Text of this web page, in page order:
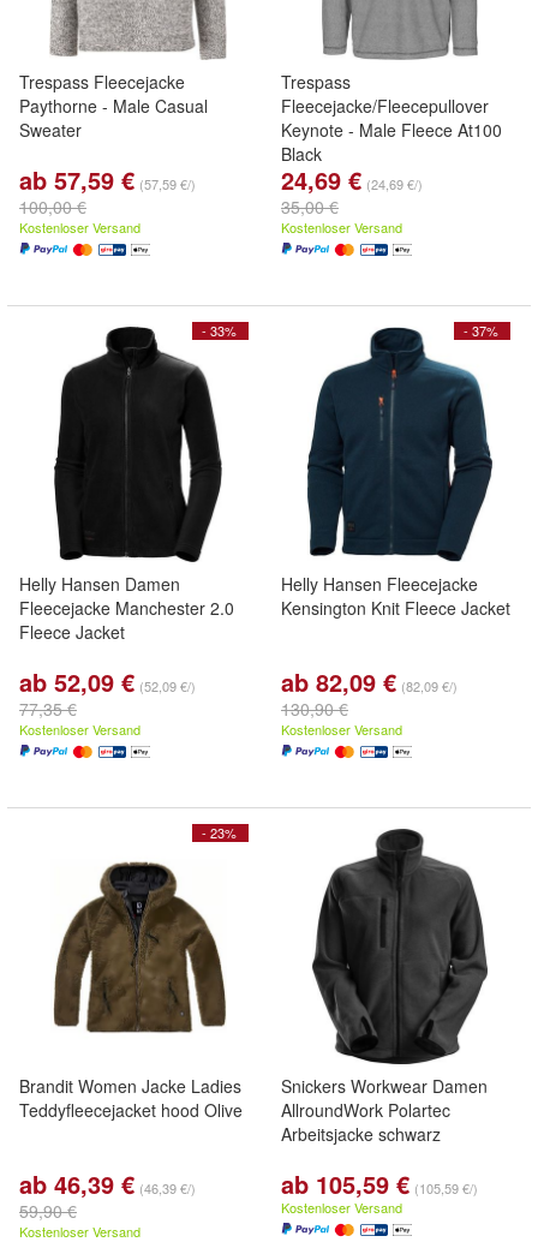
Trespass Fleecejacke
Paythorne - Male Casual
Sweater
ab 57,59 € (57,59 €/)
100,00 €
Kostenloser Versand
Trespass
Fleecejacke/Fleecepullover
Keynote - Male Fleece At100
Black
24,69 € (24,69 €/)
35,00 €
Kostenloser Versand
- 33%
Helly Hansen Damen
Fleecejacke Manchester 2.0
Fleece Jacket
ab 52,09 € (52,09 €/)
77,35 €
Kostenloser Versand
- 37%
Helly Hansen Fleecejacke
Kensington Knit Fleece Jacket
ab 82,09 € (82,09 €/)
130,90 €
Kostenloser Versand
- 23%
Brandit Women Jacke Ladies
Teddyfleecejacket hood Olive
ab 46,39 € (46,39 €/)
59,90 €
Kostenloser Versand
Snickers Workwear Damen
AllroundWork Polartec
Arbeitsjacke schwarz
ab 105,59 € (105,59 €/)
Kostenloser Versand